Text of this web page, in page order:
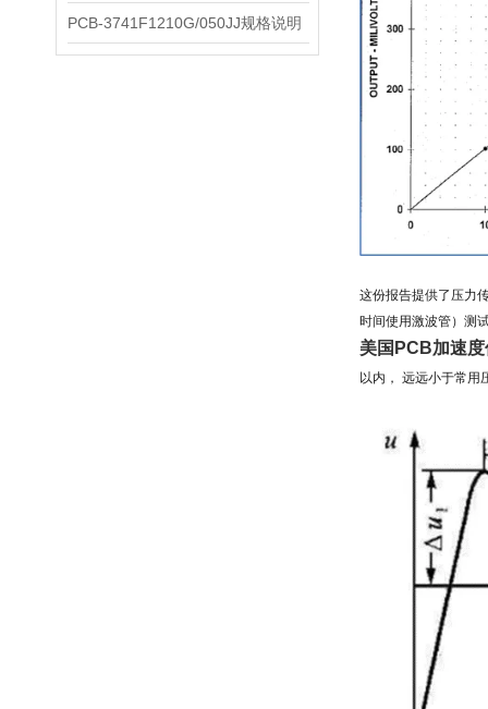
PCB-3741F1210G/050JJ规格说明
这份报告提供了压力
时间使用激波管）测
美国PCB加速
以内， 远远小于常用